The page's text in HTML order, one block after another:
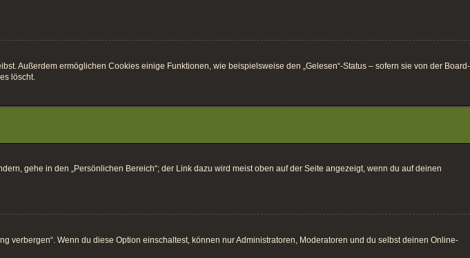
Außerdem ermöglichen Cookies einige Funktionen, wie beispielsweise den „Gelesen“-Status – sofern sie von der Board-
löscht.
gehe in den „Persönlichen Bereich“; der Link dazu wird meist oben auf der Seite angezeigt, wenn du auf deinen
Wenn du diese Option einschaltest, können nur Administratoren, Moderatoren und du selbst deinen Online-